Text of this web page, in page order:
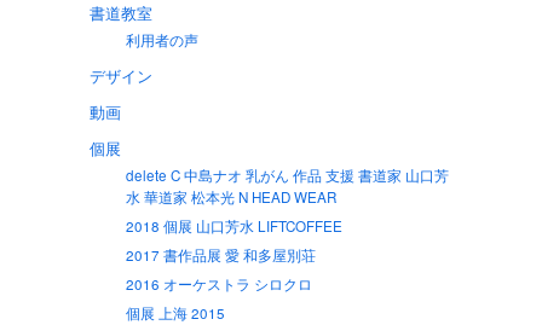
書道教室
利用者の声
デザイン
動画
個展
delete C 中島ナオ 乳がん 作品 支援 書道家 山口芳
水 華道家 松本光 N HEAD WEAR
2018 個展 山口芳水 LIFTCOFFEE
2017 書作品展 愛 和多屋別荘
2016 オーケストラ シロクロ
個展 上海 2015